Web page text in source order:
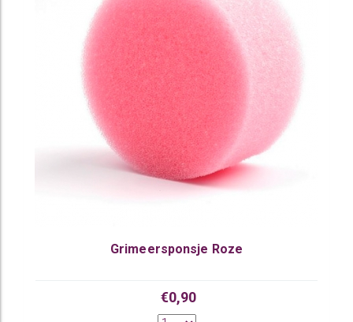
Grimeersponsje Roze
€0,90